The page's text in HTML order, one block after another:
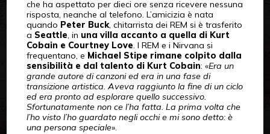
che ha aspettato per dieci ore senza ricevere nessuna
risposta, neanche al telefono. L’amicizia è nata
quando Peter Buck, chitarrista dei REM si è trasferito
a Seattle, in una villa accanto a quella di Kurt
Cobain e Courtney Love. I REM e i Nirvana si
frequentano, e Michael Stipe rimane colpito dalla
sensibilità e dal talento di Kurt Cobain: «Era un
grande autore di canzoni ed era in una fase di
transizione artistica. Aveva raggiunto la fine di un ciclo
ed era pronto ad esplorare quello successivo.
Sfortunatamente non ce l’ha fatta. La prima volta che
l’ho visto l’ho guardato negli occhi e mi sono detto: è
una persona speciale».